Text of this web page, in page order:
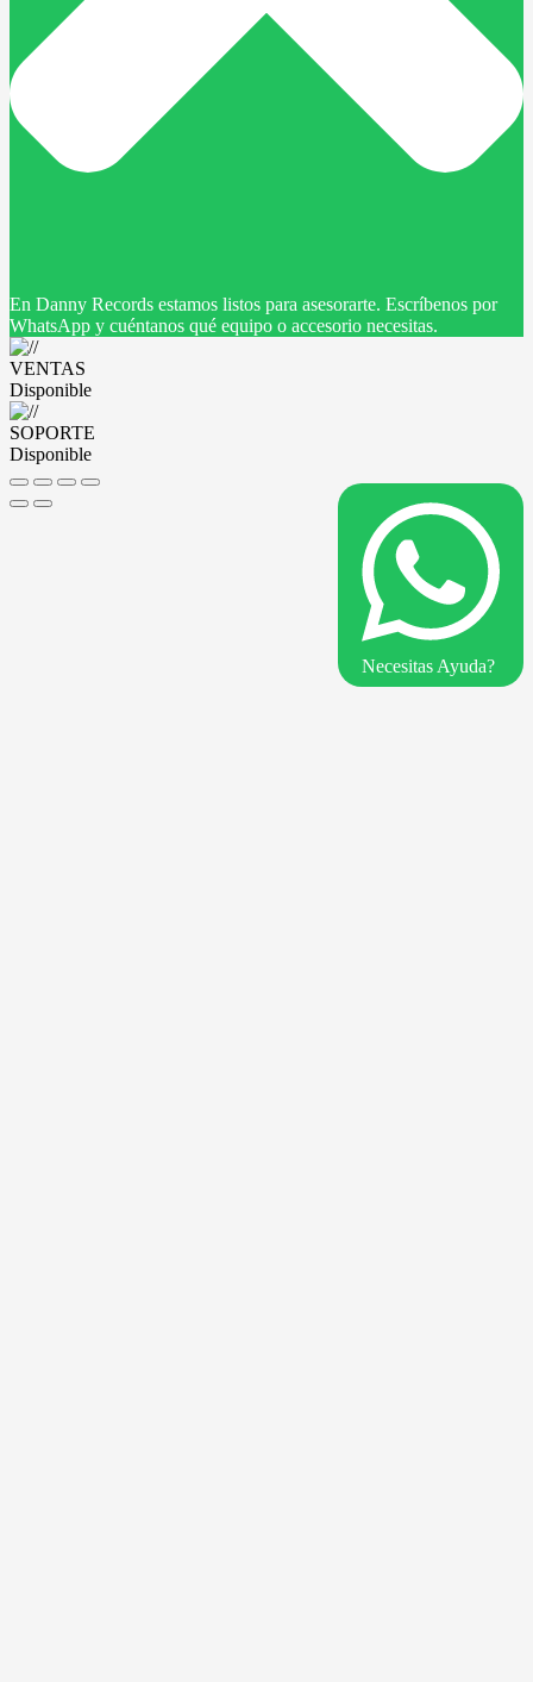
En Danny Records estamos listos para asesorarte. Escríbenos por
WhatsApp y cuéntanos qué equipo o accesorio necesitas.
VENTAS
Disponible
SOPORTE
Disponible
Necesitas Ayuda?